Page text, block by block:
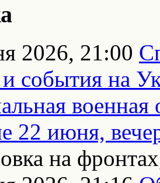
2026, 21:00
события на
на